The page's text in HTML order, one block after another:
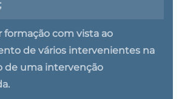
formação com vista ao
de vários intervenientes na
de uma intervenção